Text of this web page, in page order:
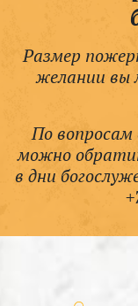
Размер
желании
По
можно
в дни